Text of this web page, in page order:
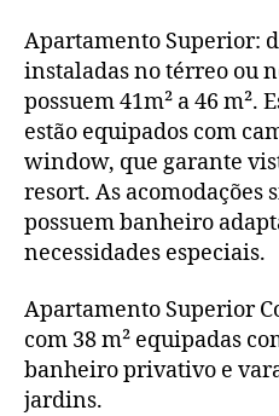
Apartamento Superior:
instaladas no térreo ou
possuem 41m² a 46 m².
estão equipados com
window, que garante
resort. As acomodações
possuem banheiro
necessidades especiais.
Apartamento Superior
com 38 m² equipadas
banheiro privativo e
jardins.